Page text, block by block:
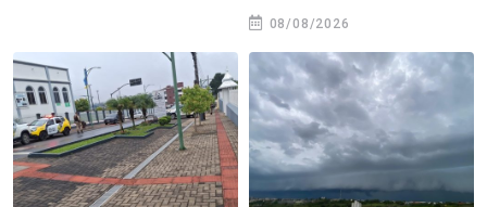
08/08/2026